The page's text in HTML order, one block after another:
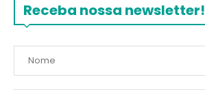
Receba nossa newsletter!